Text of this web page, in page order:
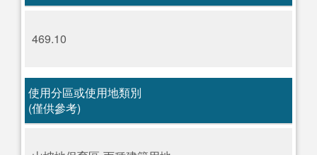
469.10
使用分區或使用地類別
(僅供參考)